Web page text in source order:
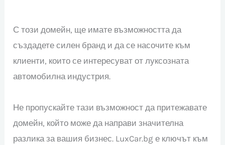
С този домейн, ще имате възможността да
създадете силен бранд и да се насочите към
клиенти, които се интересуват от луксозната
автомобилна индустрия.
Не пропускайте тази възможност да притежавате
домейн, който може да направи значителна
разлика за вашия бизнес. LuxCar.bg е ключът към